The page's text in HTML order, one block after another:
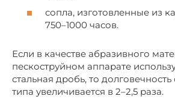
сопла, изготовленные из
750–1000 часов.
Если в качестве абразивного
пескоструйном аппарате
стальная дробь, то
типа увеличивается в 2–2,5 раза.